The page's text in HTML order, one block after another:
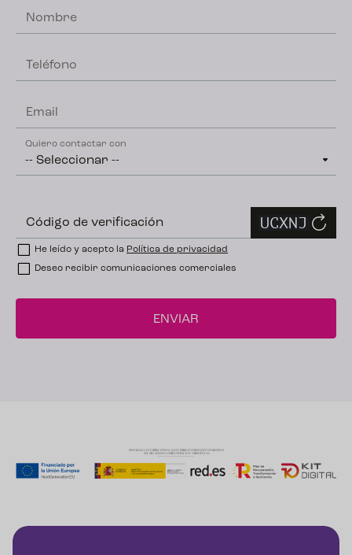
Nombre
Teléfono
Email
Quiero contactar con
Código de verificación
He leído y acepto la Política de privacidad
Deseo recibir comunicaciones comerciales